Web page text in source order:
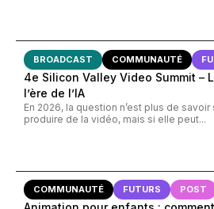
BROADCAST COMMUNAUTÉ
4e Silicon Valley Video Summit –
l’ère de l’IA
En 2026, la question n’est plus de
produire de la vidéo, mais si elle peut...
COMMUNAUTÉ FUTURS POST